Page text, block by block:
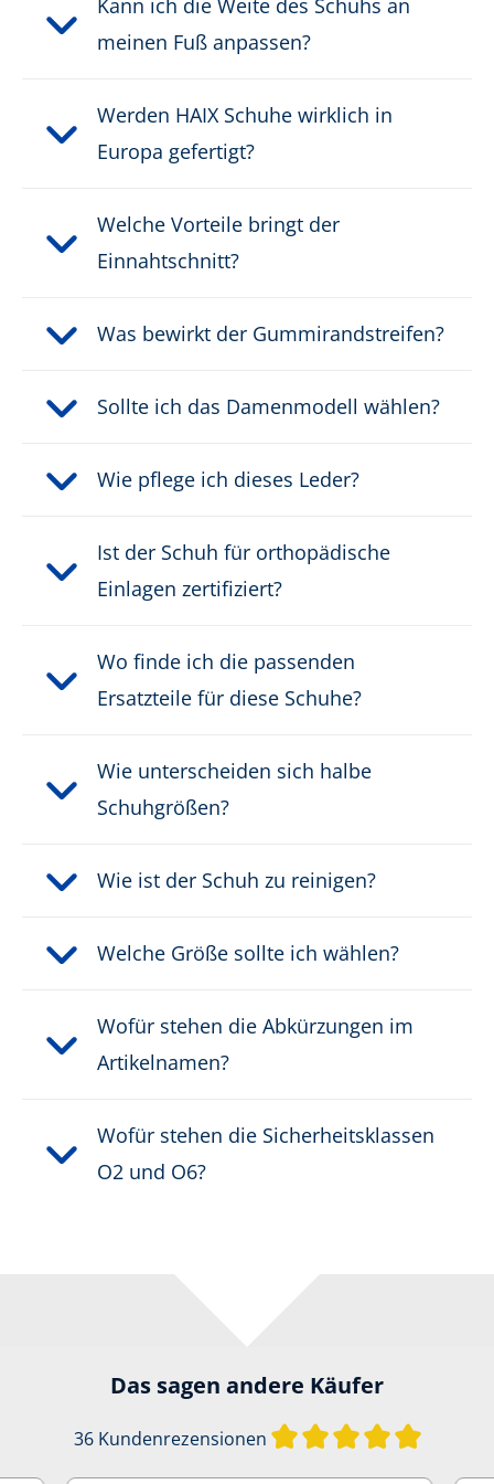
Schutzklasse: O6
Verschluss: Klassische Schnürung
Gewicht pro Schuh:
PRODUKTBESCHREIBUNG HERUNTERLADEN
Kann ich die Weite des Schuhs an
meinen Fuß anpassen?
Werden HAIX Schuhe wirklich in
Europa gefertigt?
Welche Vorteile bringt der
Einnahtschnitt?
Was bewirkt der Gummirandstreifen?
Sollte ich das Damenmodell wählen?
Wie pflege ich dieses Leder?
Ist der Schuh für orthopädische
Einlagen zertifiziert?
Wo finde ich die passenden
Ersatzteile für diese Schuhe?
Wie unterscheiden sich halbe
Schuhgrößen?
Wie ist der Schuh zu reinigen?
Welche Größe sollte ich wählen?
Wofür stehen die Abkürzungen im
Artikelnamen?
Wofür stehen die Sicherheitsklassen
O2 und O6?
Das sagen andere Käufer
36 Kundenrezensionen